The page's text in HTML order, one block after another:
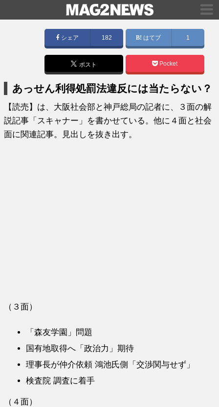
シェア 182 はてブ 1
ポスト Pocket
あっせん利得処罰法違反には当たらない？
【読売】は、大阪社会部と神戸総局の記者に、３面の解
説記事「スキャナー」を書かせている。他に４面と社会
面に関連記事。見出しを抜き出す。
（３面）
「森友学園」問題
国有地取得へ「政治力」期待
理事長が仲介依頼 鴻池氏側「交渉関与せず」
検査院 調査に着手
（４面）